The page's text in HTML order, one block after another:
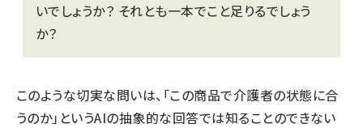
いでしょうか？ それとも一本でこと足りるでしょう
か？
このような切実な問いは、「この商品で介護者の状態に合
うのか」というAIの抽象的な回答では知ることのできない